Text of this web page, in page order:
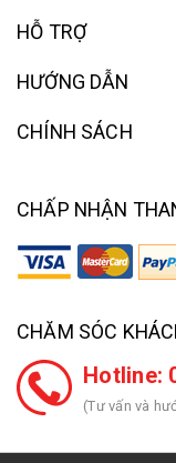
HỖ TRỢ
HƯỚNG DẪN
CHÍNH SÁCH
CHẤP NHẬN
CHĂM SÓC
Hotline:
(Tư vấn và